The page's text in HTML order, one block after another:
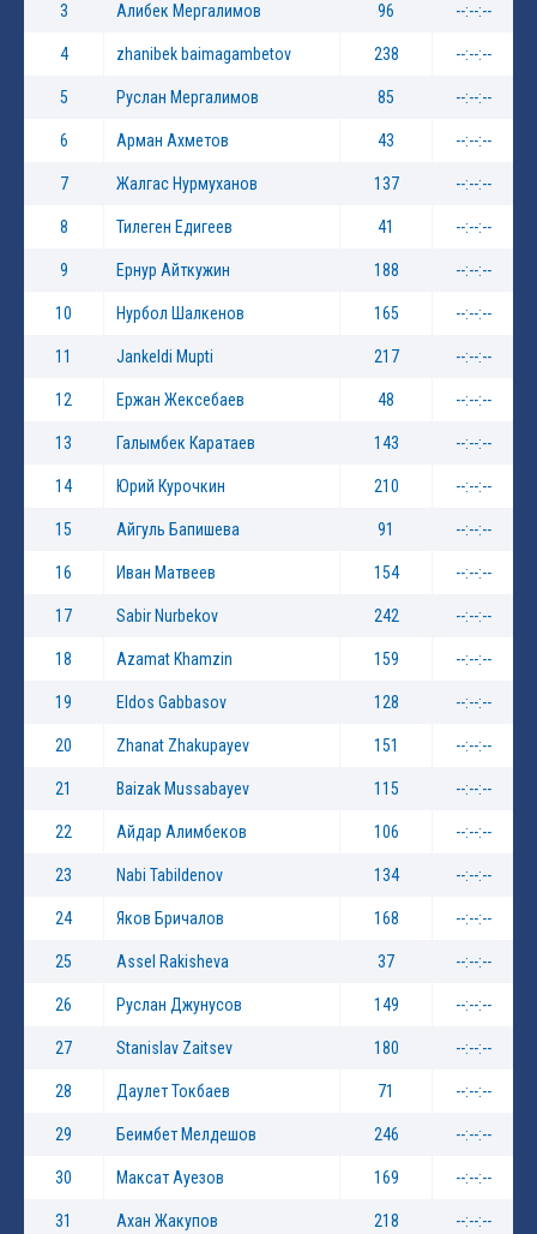
3 Алибек Мергалимов 96 --:--:--
4 zhanibek baimagambetov 238 --:--:--
5 Руслан Мергалимов 85 --:--:--
6 Арман Ахметов 43 --:--:--
7 Жалгас Нурмуханов 137 --:--:--
8 Тилеген Едигеев 41 --:--:--
9 Ернур Айткужин 188 --:--:--
10 Нурбол Шалкенов 165 --:--:--
11 Jankeldi Mupti 217 --:--:--
12 Ержан Жексебаев 48 --:--:--
13 Галымбек Каратаев 143 --:--:--
14 Юрий Курочкин 210 --:--:--
15 Айгуль Бапишева 91 --:--:--
16 Иван Матвеев 154 --:--:--
17 Sabir Nurbekov 242 --:--:--
18 Azamat Khamzin 159 --:--:--
19 Eldos Gabbasov 128 --:--:--
20 Zhanat Zhakupayev 151 --:--:--
21 Baizak Mussabayev 115 --:--:--
22 Айдар Алимбеков 106 --:--:--
23 Nabi Tabildenov 134 --:--:--
24 Яков Бричалов 168 --:--:--
25 Assel Rakisheva 37 --:--:--
26 Руслан Джунусов 149 --:--:--
27 Stanislav Zaitsev 180 --:--:--
28 Даулет Токбаев 71 --:--:--
29 Беимбет Мелдешов 246 --:--:--
30 Максат Ауезов 169 --:--:--
31 Ахан Жакупов 218 --:--:--